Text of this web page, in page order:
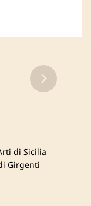
di Sicilia
Girgenti